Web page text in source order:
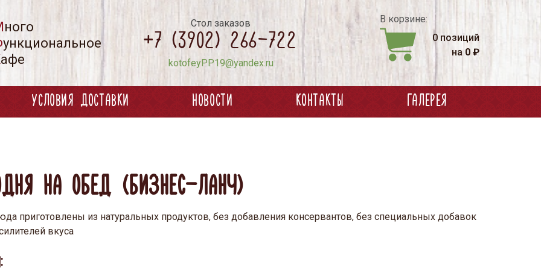
ного
ункциональное
афе
Стол заказов
+7 (3902) 266-722
kotofeyPP19@yandex.ru
В корзине:
0 позиций
на 0 ₽
занятие спортом • 2000 - 2100 ККал
• 800 - 900 ККал
УСЛОВИЯ ДОСТАВКИ НОВОСТИ КОНТАКТЫ ГАЛЕРЕЯ
НА ОБЕД (БИЗНЕС-ЛАНЧ)
приготовлены из натуральных продуктов, без добавления консервантов, без специальных добавок
вкуса